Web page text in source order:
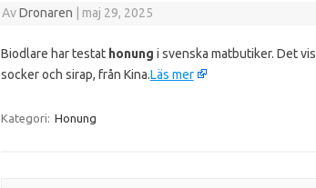
AvDronaren maj 29, 2025
Biodlare har testat honung i svenska matbutiker. Det
socker och sirap, från Kina.Läs mer
Kategori: Honung